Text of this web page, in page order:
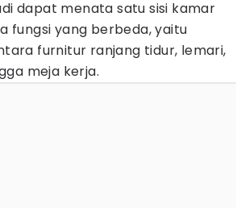
dapat menata satu sisi kamar
fungsi yang berbeda, yaitu
furnitur ranjang tidur, lemari,
meja kerja.